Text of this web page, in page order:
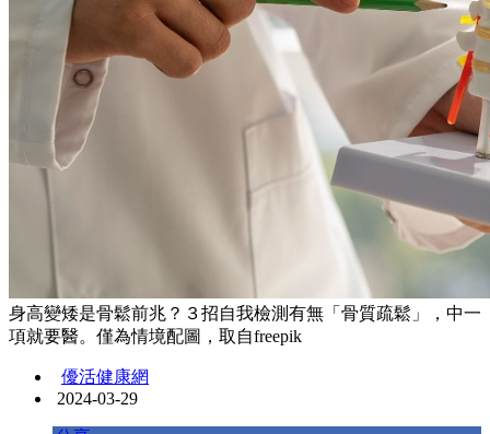
身高變矮是骨鬆前兆？３招自我檢測有無「骨質疏鬆」，中一
項就要醫。僅為情境配圖，取自freepik
優活健康網
2024-03-29